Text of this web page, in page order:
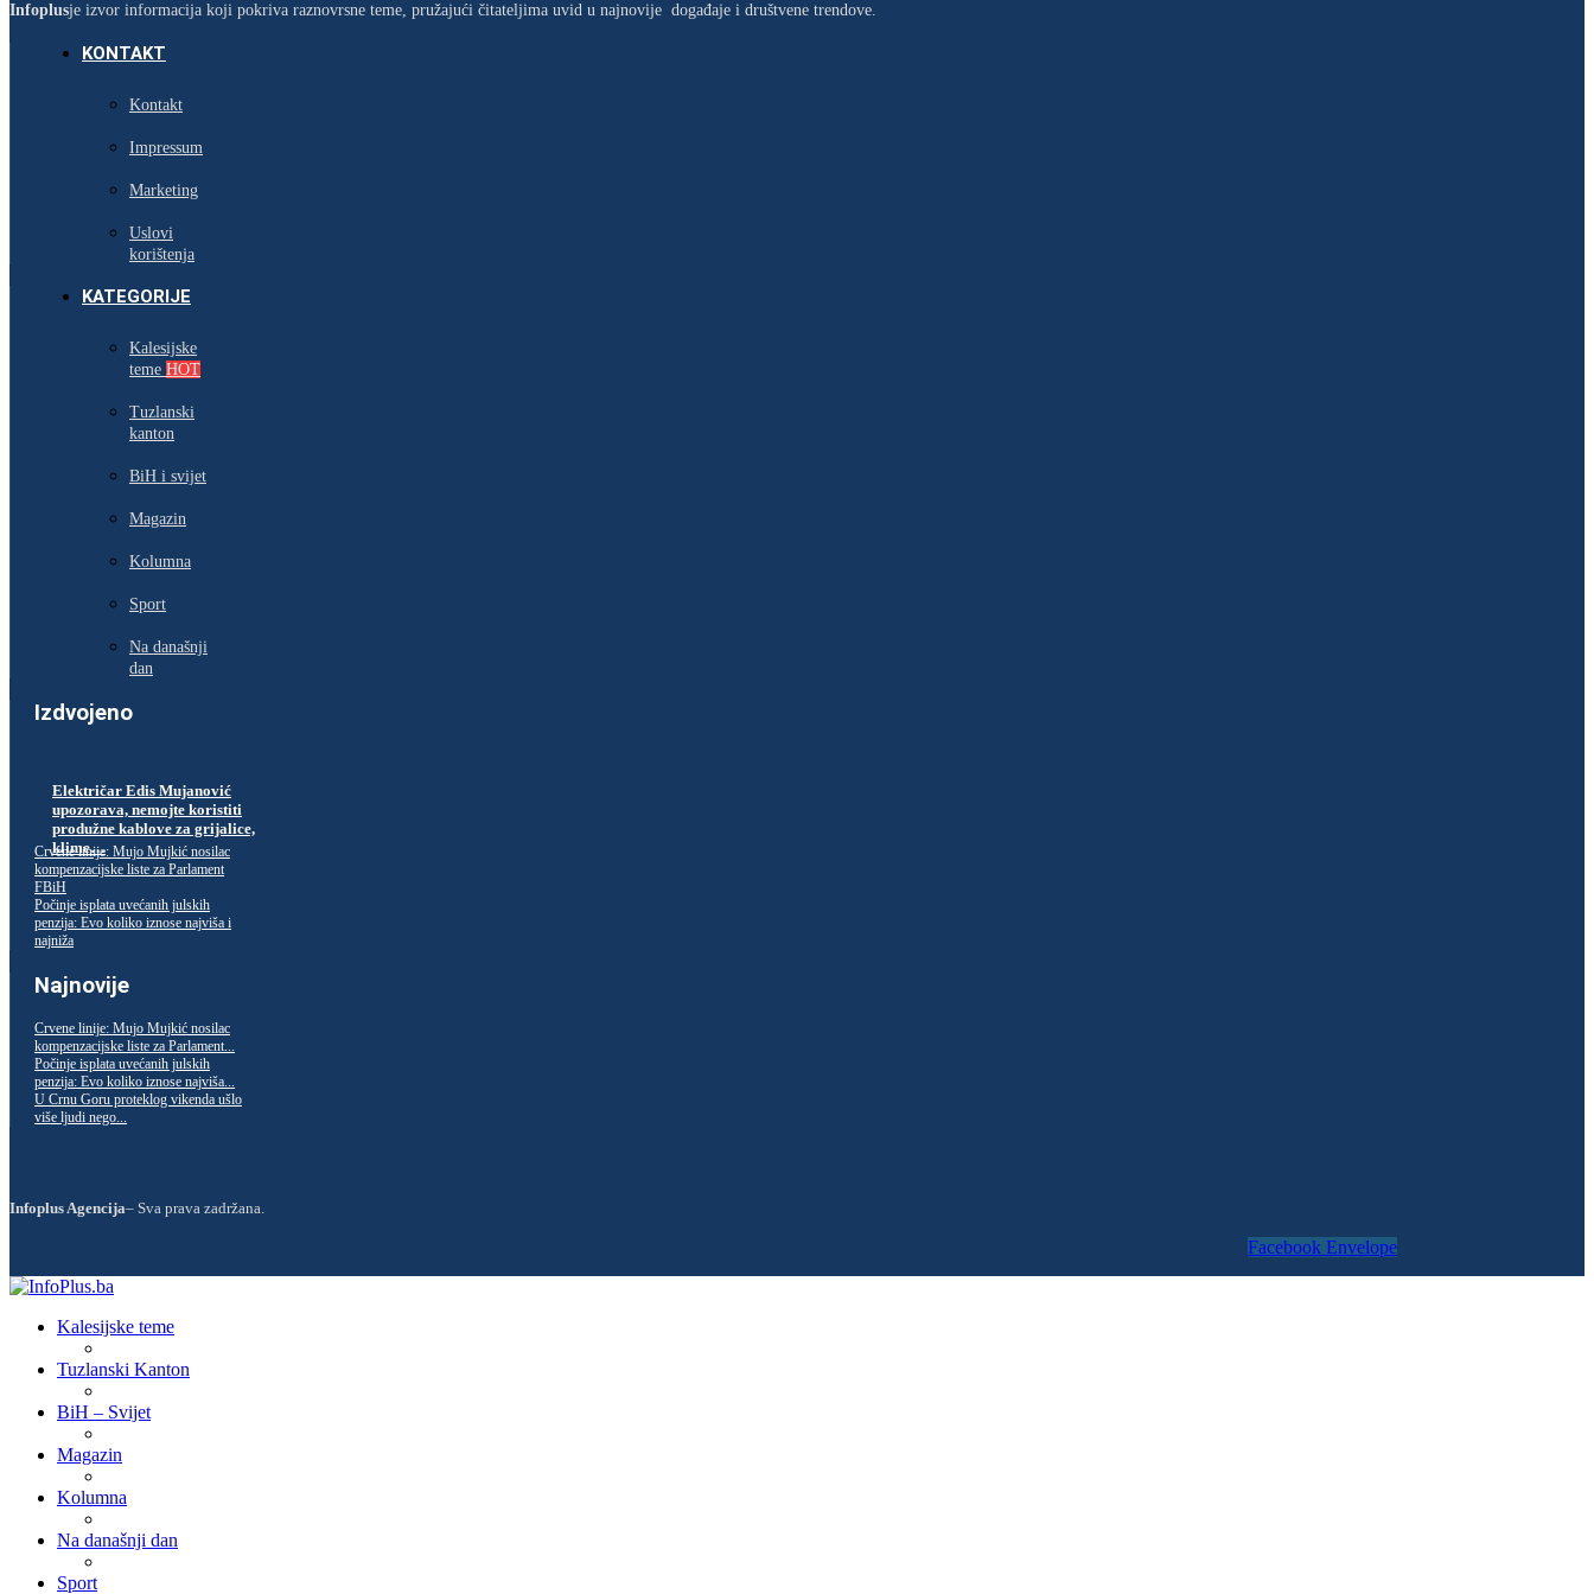
Infoplusje izvor informacija koji pokriva raznovrsne teme, pružajući čitateljima uvid u najnovije događaje i društvene trendove.
KONTAKT
Kontakt
Impressum
Marketing
Uslovi
korištenja
KATEGORIJE
Kalesijske
teme HOT
Tuzlanski
kanton
BiH i svijet
Magazin
Kolumna
Sport
Na današnji
dan
Izdvojeno
Električar Edis Mujanović
upozorava, nemojte koristiti
produžne kablove za grijalice,
klime…
Crvene linije: Mujo Mujkić nosilac
kompenzacijske liste za Parlament
FBiH
Počinje isplata uvećanih julskih
penzija: Evo koliko iznose najviša i
najniža
Najnovije
Crvene linije: Mujo Mujkić nosilac
kompenzacijske liste za Parlament...
Počinje isplata uvećanih julskih
penzija: Evo koliko iznose najviša...
U Crnu Goru proteklog vikenda ušlo
više ljudi nego...
Infoplus Agencija– Sva prava zadržana.
Facebook Envelope
Kalesijske teme
Tuzlanski Kanton
BiH – Svijet
Magazin
Kolumna
Na današnji dan
Sport